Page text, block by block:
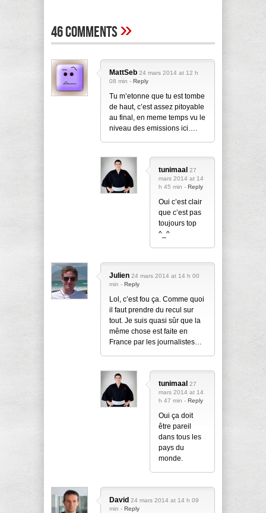
46 Comments»
MattSeb 24 mars 2014 at 12 h
08 min - Reply
Tu m’etonne que tu est tombe
de haut, c’est assez pitoyable
au final, en meme temps vu le
niveau des emissions ici….
tunimaal 27
mars 2014 at 14
h 45 min - Reply
Oui c’est clair
que c’est pas
toujours top
^_^
Julien 24 mars 2014 at 14 h 00
min - Reply
Lol, c’est fou ça. Comme quoi
il faut prendre du recul sur
tout. Je suis quasi sûr que la
même chose est faite en
France par les journalistes…
tunimaal 27
mars 2014 at 14
h 47 min - Reply
Oui ça doit
être pareil
dans tous les
pays du
monde.
David 24 mars 2014 at 14 h 09
min - Reply